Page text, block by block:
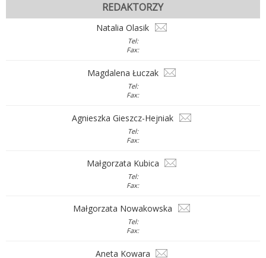
REDAKTORZY
Natalia Olasik
Tel:
Fax:
Magdalena Łuczak
Tel:
Fax:
Agnieszka Gieszcz-Hejniak
Tel:
Fax:
Małgorzata Kubica
Tel:
Fax:
Małgorzata Nowakowska
Tel:
Fax:
Aneta Kowara